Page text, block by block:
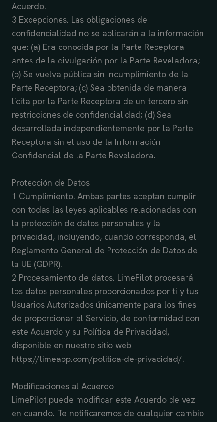
Acuerdo.
3 Excepciones. Las obligaciones de
confidencialidad no se aplicarán a la información
que: (a) Era conocida por la Parte Receptora
antes de la divulgación por la Parte Reveladora;
(b) Se vuelva pública sin incumplimiento de la
Parte Receptora; (c) Sea obtenida de manera
lícita por la Parte Receptora de un tercero sin
restricciones de confidencialidad; (d) Sea
desarrollada independientemente por la Parte
Receptora sin el uso de la Información
Confidencial de la Parte Reveladora.
Protección de Datos
1 Cumplimiento. Ambas partes aceptan cumplir
con todas las leyes aplicables relacionadas con
la protección de datos personales y la
privacidad, incluyendo, cuando corresponda, el
Reglamento General de Protección de Datos de
la UE (GDPR).
2 Procesamiento de datos. LimePilot procesará
los datos personales proporcionados por ti y tus
Usuarios Autorizados únicamente para los fines
de proporcionar el Servicio, de conformidad con
este Acuerdo y su Política de Privacidad,
disponible en nuestro sitio web
https://limeapp.com/politica-de-privacidad/.
Modificaciones al Acuerdo
LimePilot puede modificar este Acuerdo de vez
en cuando. Te notificaremos de cualquier cambio